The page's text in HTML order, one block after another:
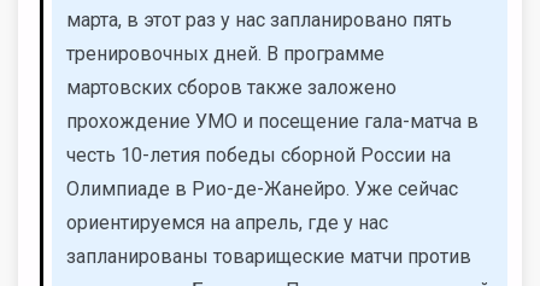
марта, в этот раз у нас запланировано пять
тренировочных дней. В программе
мартовских сборов также заложено
прохождение УМО и посещение гала-матча в
честь 10-летия победы сборной России на
Олимпиаде в Рио-де-Жанейро. Уже сейчас
ориентируемся на апрель, где у нас
запланированы товарищеские матчи против